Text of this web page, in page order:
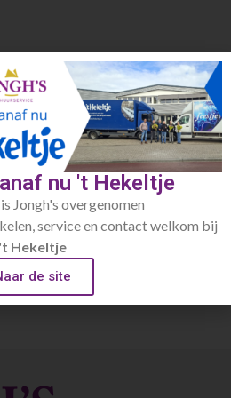
nu 't Hekeltje
is Jongh's overgenomen
service en contact welkom bij
't Hekeltje
de site